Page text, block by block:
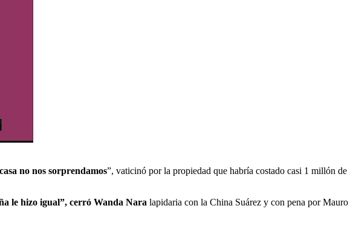
no nos sorprendamos”, vaticinó por la propiedad que habría costado casi 1 millón de
le hizo igual”, cerró Wanda Nara lapidaria con la China Suárez y con pena por Mauro